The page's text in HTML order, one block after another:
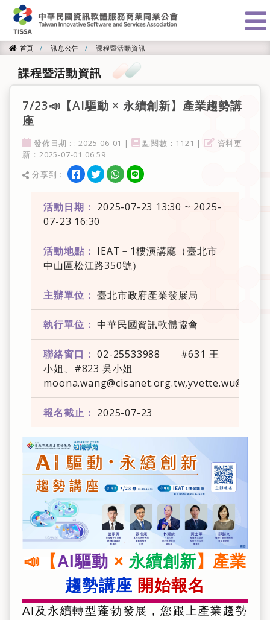
首頁
首頁 訊息公告 課程暨活動資訊
課程暨活動資訊
7/23📣【AI驅動 × 永續創新】產業趨勢講
座
發佈日期
發佈日期 : : 2025-06-01 | 點閱率
點閱數：1121 | 資料更新
資料更
新：2025-07-01 06:59
分享
分享到： 分享到facebook
分享到twitter
分享到WhatsApp
分享到line
活動日期： 2025-07-23 13:30 ~ 2025-
07-23 16:30
活動地點： IEAT－1樓演講廳（臺北市
中山區松江路350號）
主辦單位： 臺北市政府產業發展局
執行單位： 中華民國資訊軟體協會
聯絡窗口： 02-25533988 #631 王
小姐、#823 吳小姐
報名截止： 2025-07-23
📣【 AI驅動 × 永續創新 】產業
趨勢講座 開始報名
AI及永續轉型蓬勃發展，您跟上產業趨勢